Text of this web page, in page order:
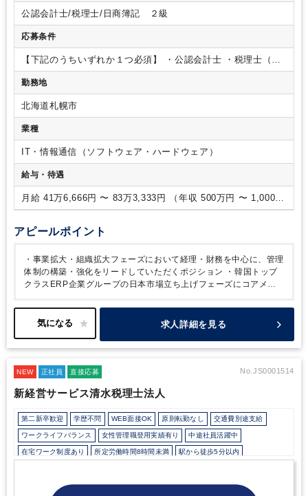
ジションです。・日々の財務・経理業務に加え、監査法人対
応を主導していただきます。
・同部門では会計システムプロ
ダクトの開発、企画を行っております。今回のポジションで
は、会計・税務知識を活かし、ソフトウェアの日本向けローカ
ライズ及びプロダクト開発にも携わっていただきます。 【業
務内容】・日々の経理オペレーションの運営・管理・顧問税
理士とのコミュニケーション
告書、事業報告書確定申告書作成
法人の監査及びレビュー対応
処理・会計プロダクト開発・企画への協力 【所属部署】サー
ビス企画本部 オペレーションユニット
公認会計士/税理士/日商簿記 ２級
応募条件
【下記のうちいずれか１つ必須】 ・公認会計士 ・税理士（科
目試験合格者を含む）・日商簿記2級以上所有者・事業会社に
おける経理実務経験5年以上
ウトソース会社での勤務経験
に推進可能な能力
試験合格者を含む）
会計システム、ERPシステム等の導入や運用経験・IT企業で
の勤務経験・プロダクト開発経験・UIおよびUXに関する知見
・ITパスポート、MS Office、Microsoft Office関連資格・プ
ロジェクトマネージャー経験
ある方 ・自律的に動いて、周りを巻き込みながら仕事を進め
好きな方
勤務地
北海道札幌市
業種
IT・情報通信（ソフトウェア・ハードウェア）
給与・待遇
月給 41万6,666円 〜 83万3,333円 （年収 500万円 〜 1,000万
円）
アピールポイント
・事業拡大・組織拡大フェーズにおいて経理・財務を中心に、管理
体制の構築・強化をリードしていただくポジション
・韓国トップ
クラスERP企業グループの日本市場立ち上げフェーズにコアメン
知識を活かせる・経理・税務だけでなく会計システムの企画や改
善にも携われる・成長フェーズ×グローバル環境で働ける
ビッグデータを活用した最先端ICT事業に携われる
求人詳細を見る
NEW 正社員 直接応募 No.JS0001514
新経営サービス清水税理士法人
第二新卒歓迎 学歴不問 WEB面接OK 原則転勤なし 交通費別途支給
ワークライフバランス 女性管理職登用実績有り 中途社員活躍中
在宅ワーク制度あり 所定労働時間8時間未満 駅から徒歩5分以内
年間休日120日以上 地域密着 顧客開拓にノウハウあり